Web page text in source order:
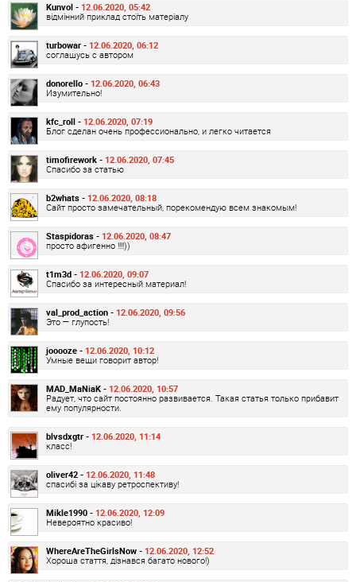
Kunvol - 12.06.2020, 05:42
відмінний приклад стоїть матеріалу
turbowar - 12.06.2020, 06:12
соглашусь с автором
donorello - 12.06.2020, 06:43
Изумительно!
kfc_roll - 12.06.2020, 07:19
Блог сделан очень профессионально, и легко читается
timofirework - 12.06.2020, 07:45
Спасибо за статью
b2whats - 12.06.2020, 08:18
Сайт просто замечательный, порекомендую всем знакомым!
Staspidoras - 12.06.2020, 08:47
просто афигенно !!!!))
t1m3d - 12.06.2020, 09:07
Спасибо за интересный материал!
val_prod_action - 12.06.2020, 09:56
Это — глупость!
jooooze - 12.06.2020, 10:12
Умные вещи говорит автор!
MAD_MaNiaK - 12.06.2020, 10:57
Радует, что сайт постоянно развивается. Такая статья только прибавит
ему популярности.
blvsdxgtr - 12.06.2020, 11:14
класс!
oliver42 - 12.06.2020, 11:48
спасибі за цікаву ретроспективу!
Mikle1990 - 12.06.2020, 12:09
Невероятно красиво!
WhereAreTheGirlsNow - 12.06.2020, 12:52
Хороша стаття, дізнався багато нового!)